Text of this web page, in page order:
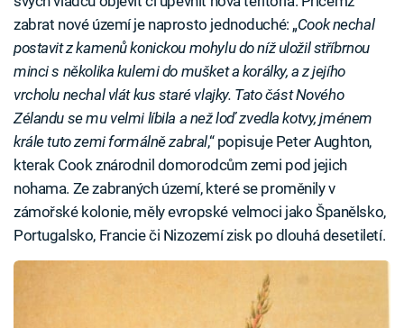
zabrat nové území je naprosto jednoduché: „Cook nechal
postavit z kamenů konickou mohylu do níž uložil stříbrnou
minci s několika kulemi do mušket a korálky, a z jejího
vrcholu nechal vlát kus staré vlajky. Tato část Nového
Zélandu se mu velmi líbila a než loď zvedla kotvy, jménem
krále tuto zemi formálně zabral,“ popisuje Peter Aughton,
kterak Cook znárodnil domorodcům zemi pod jejich
nohama. Ze zabraných území, které se proměnily v
zámořské kolonie, měly evropské velmoci jako Španělsko,
Portugalsko, Francie či Nizozemí zisk po dlouhá desetiletí.